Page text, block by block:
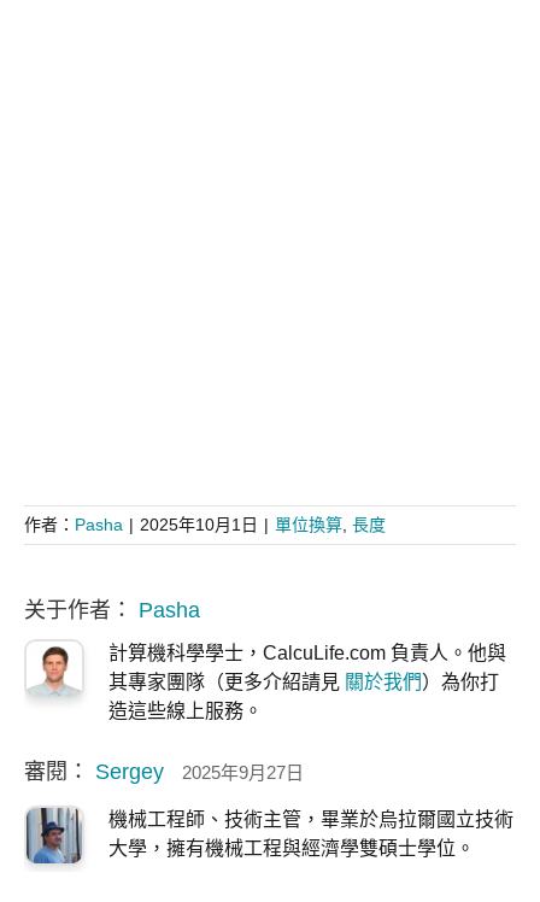
作者： Pasha | 2025年10月1日 | 單位換算, 長度
关于作者： Pasha
計算機科學學士，CalcuLife.com 負責人。他與
其專家團隊（更多介紹請見 關於我們）為你打
造這些線上服務。
審閱： Sergey 2025年9月27日
機械工程師、技術主管，畢業於烏拉爾國立技術
大學，擁有機械工程與經濟學雙碩士學位。